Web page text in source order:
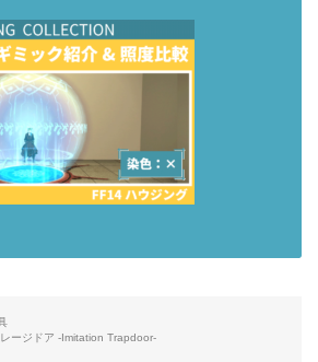
ージドア -Imitation Trapdoor-